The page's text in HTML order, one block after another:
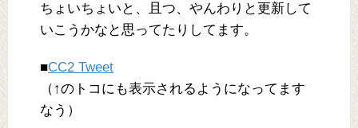
ちょいちょいと、且つ、やんわりと更新して
いこうかなと思ってたりしてます。
■CC2 Tweet
（↑のトコにも表示されるようになってます
なう）